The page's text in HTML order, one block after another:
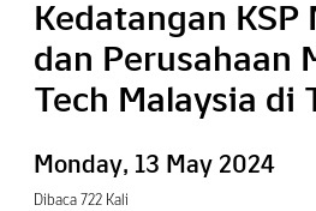
Kedatangan KSP
dan Perusahaan
Tech Malaysia di
Monday, 13 May 2024
Dibaca 722 Kali